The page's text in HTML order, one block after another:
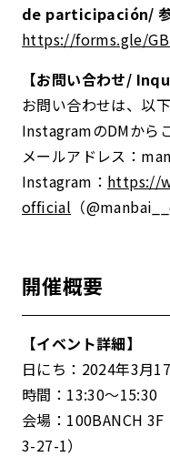
de participación/ 参
https://forms.gle/
【お問い合わせ/
お問い合わせは、以
InstagramのDMから
メールアドレス：
Instagram： https://
official （
開催概要
【イベント詳細】
日にち：2024年3月17
時間：13:30〜15:30
会場：100BANCH
3-27-1）